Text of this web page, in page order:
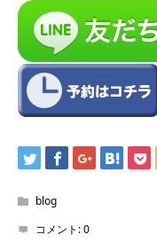
blog
コメント:0